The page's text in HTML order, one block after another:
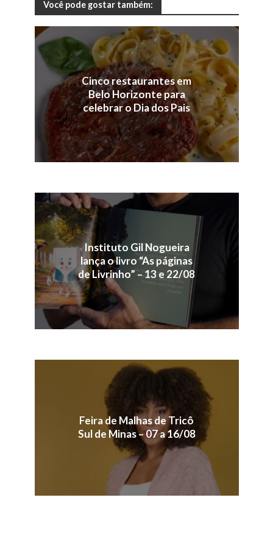
Você pode gostar também:
Cinco restaurantes em
Belo Horizonte para
celebrar o Dia dos Pais
Instituto Gil Nogueira
lança o livro “As páginas
de Livrinho” – 13 e 22/08
Feira de Malhas de Tricô
Sul de Minas – 07 a 16/08